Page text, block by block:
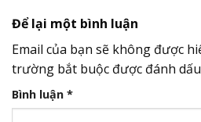
Để lại một bình luận
Email của bạn sẽ không được
trường bắt buộc được đánh dấu
Bình luận *